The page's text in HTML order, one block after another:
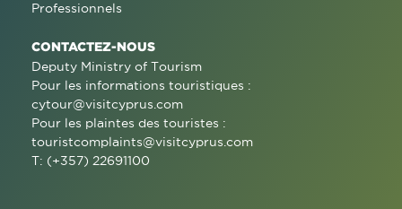
Professionnels
CONTACTEZ-NOUS
Deputy Ministry of Tourism
Pour les informations touristiques :
cytour@visitcyprus.com
Pour les plaintes des touristes :
touristcomplaints@visitcyprus.com
T: (+357) 22691100